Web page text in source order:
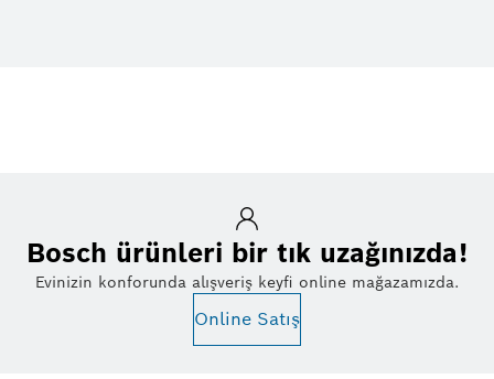
Bosch ürünleri bir tık uzağınızda!
Evinizin konforunda alışveriş keyfi online mağazamızda.
Online Satış